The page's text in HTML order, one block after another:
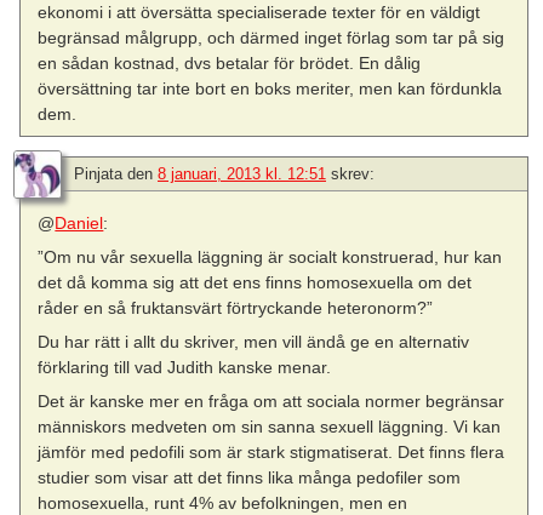
ekonomi i att översätta specialiserade texter för en väldigt
begränsad målgrupp, och därmed inget förlag som tar på sig
en sådan kostnad, dvs betalar för brödet. En dålig
översättning tar inte bort en boks meriter, men kan fördunkla
dem.
Pinjata den 8 januari, 2013 kl. 12:51 skrev:
@Daniel:
”Om nu vår sexuella läggning är socialt konstruerad, hur kan
det då komma sig att det ens finns homosexuella om det
råder en så fruktansvärt förtryckande heteronorm?”
Du har rätt i allt du skriver, men vill ändå ge en alternativ
förklaring till vad Judith kanske menar.
Det är kanske mer en fråga om att sociala normer begränsar
människors medveten om sin sanna sexuell läggning. Vi kan
jämför med pedofili som är stark stigmatiserat. Det finns flera
studier som visar att det finns lika många pedofiler som
homosexuella, runt 4% av befolkningen, men en